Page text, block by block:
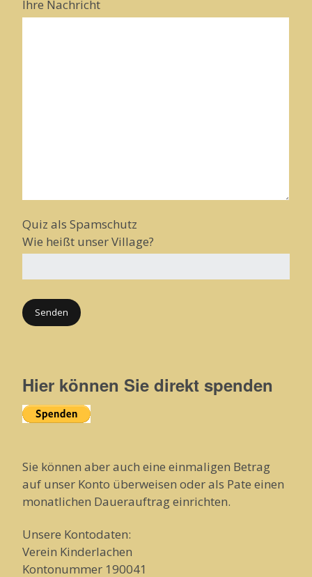
Ihre Nachricht
Quiz als Spamschutz
Wie heißt unser Village?
Hier können Sie direkt spenden
Sie können aber auch eine einmaligen Betrag
auf unser Konto überweisen oder als Pate einen
monatlichen Dauerauftrag einrichten.
Unsere Kontodaten:
Verein Kinderlachen
Kontonummer 190041